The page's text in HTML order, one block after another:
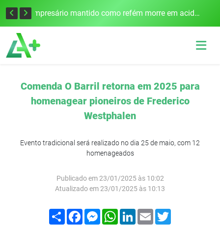
Edital para construção de ponte entre Itapiranga e Barra do Guarita deve ser lançado no segundo semestre Empresário mantido como refém morre em acidente após assalto em Cerro Largo
Comenda O Barril retorna em 2025 para
homenagear pioneiros de Frederico
Westphalen
Evento tradicional será realizado no dia 25 de maio, com 12
homenageados
Publicado em 23/01/2025 às 10:02
Atualizado em 23/01/2025 às 10:13
Compartilhar
FacebookMessenger
WhatsApp
LinkedIn
Email